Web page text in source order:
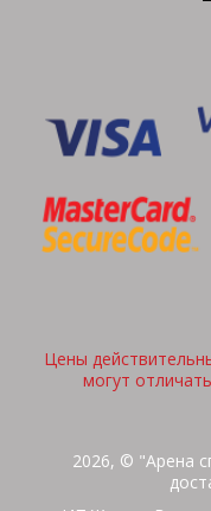
Цены
могут
2026, © "Арена